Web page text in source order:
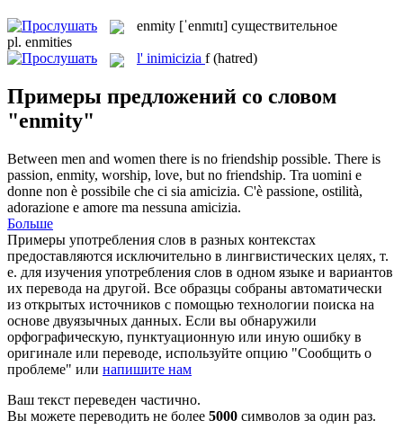
enmity [ˈenmɪtɪ] существительное
pl. enmities
l' inimicizia f (hatred)
Примеры предложений со словом
"enmity"
Between men and women there is no friendship possible. There is
passion, enmity, worship, love, but no friendship. Tra uomini e
donne non è possibile che ci sia amicizia. C'è passione, ostilità,
adorazione e amore ma nessuna amicizia.
Больше
Примеры употребления слов в разных контекстах
предоставляются исключительно в лингвистических целях, т.
е. для изучения употребления слов в одном языке и вариантов
их перевода на другой. Все образцы собраны автоматически
из открытых источников с помощью технологии поиска на
основе двуязычных данных. Если вы обнаружили
орфографическую, пунктуационную или иную ошибку в
оригинале или переводе, используйте опцию "Сообщить о
проблеме" или напишите нам
Ваш текст переведен частично.
Вы можете переводить не более 5000 символов за один раз.